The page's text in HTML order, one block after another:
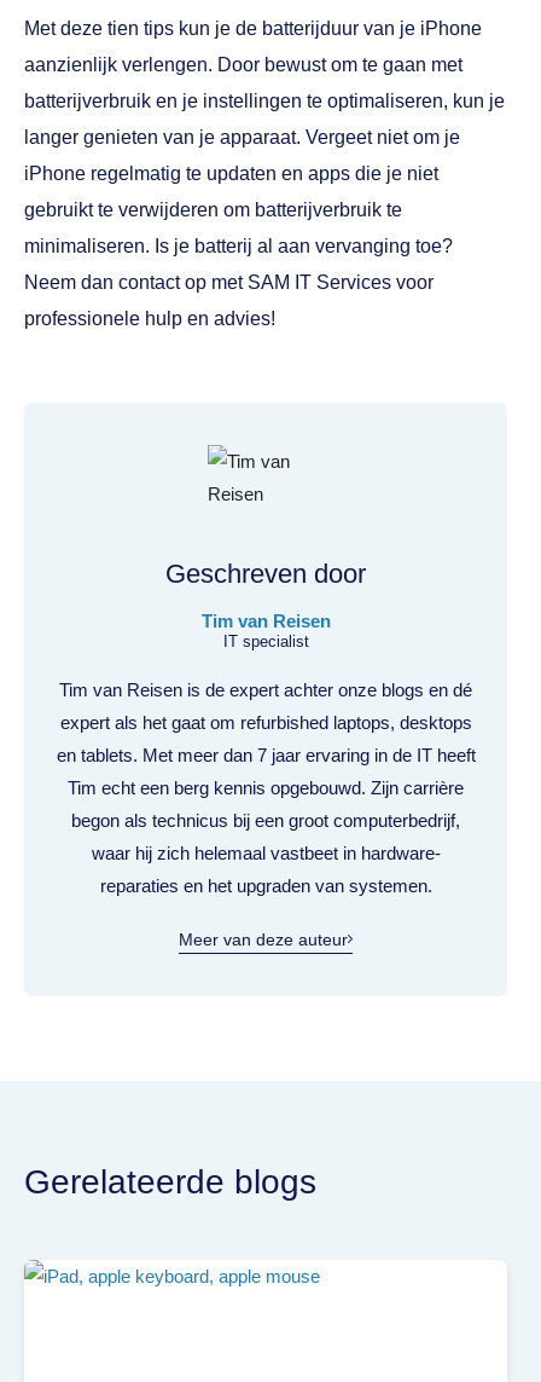
Met deze tien tips kun je de batterijduur van je iPhone
aanzienlijk verlengen. Door bewust om te gaan met
batterijverbruik en je instellingen te optimaliseren, kun je
langer genieten van je apparaat. Vergeet niet om je
iPhone regelmatig te updaten en apps die je niet
gebruikt te verwijderen om batterijverbruik te
minimaliseren. Is je batterij al aan vervanging toe?
Neem dan contact op met SAM IT Services voor
professionele hulp en advies!
Geschreven door
Tim van Reisen
IT specialist
Tim van Reisen is de expert achter onze blogs en dé
expert als het gaat om refurbished laptops, desktops
en tablets. Met meer dan 7 jaar ervaring in de IT heeft
Tim echt een berg kennis opgebouwd. Zijn carrière
begon als technicus bij een groot computerbedrijf,
waar hij zich helemaal vastbeet in hardware-
reparaties en het upgraden van systemen.
Meer van deze auteur
Gerelateerde blogs